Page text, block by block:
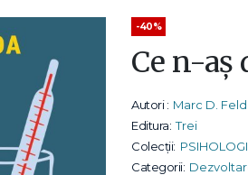
-40%
Ce n-aș
Autori : Marc D.
Editura: Trei
Colecții:
Categorii: